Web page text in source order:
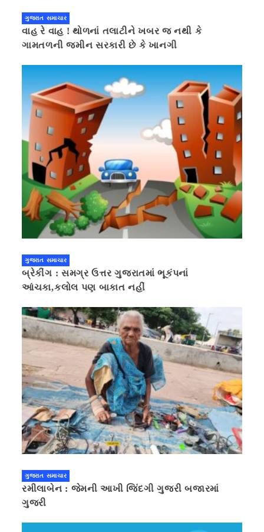
ગુજરાત સમાચાર
વાહ રે વાહ ! થોળનાં તલાટીને ખબર જ નથી કે
ગામતળની જમીન સરકારી છે કે ખાનગી
ગુજરાત સમાચાર
બ્રેકીંગ : સમગ્ર ઉત્તર ગુજરાતમાં ભૂકંપનાં
આંચકા,કલોલ પણ બાકાત નહીં
ગુજરાત સમાચાર
રમીલાબેન : જેમની આખી જિંદગી ગુજરી બજારમાં
ગુજરી